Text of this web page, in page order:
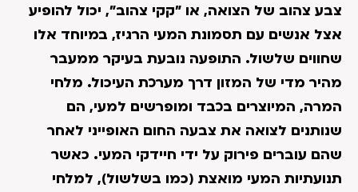
צבע צהוב של הצואה, או "קקי צהוב", יכול להופיע
אצל אנשים עם תסמונת המעי הרגיז, במיוחד אלו
שחווים שלשול. התופעה נובעת בעיקר ממעבר
מהיר מדי של המזון דרך מערכת העיכול. מלחי
המרה, המיוצרים בכבד ומופרשים למעי, הם
שנותנים לצואה את צבעה החום האופייני לאחר
שהם עוברים פירוק על ידי חיידקי המעי. כאשר
תנועתיות המעי מואצת (כמו בשלשול), למלחי